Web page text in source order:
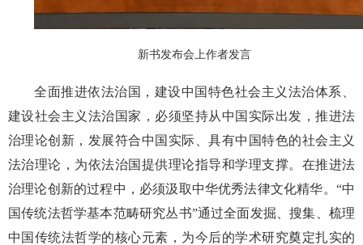
新书发布会上作者发言
全面推进依法治国，建设中国特色社会主义法治体系、
建设社会主义法治国家，必须坚持从中国实际出发，推进法
治理论创新，发展符合中国实际、具有中国特色的社会主义
法治理论，为依法治国提供理论指导和学理支撑。在推进法
治理论创新的过程中，必须汲取中华优秀法律文化精华。“中
国传统法哲学基本范畴研究丛书”通过全面发掘、搜集、梳理
中国传统法哲学的核心元素，为今后的学术研究奠定扎实的